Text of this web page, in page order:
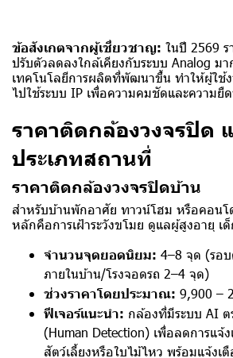
ข้อสังเกตจากผู้เชี่ยวชาญ: ในปี 2569 ร
ปรับตัวลดลงใกล้เคียงกับระบบ Analog ม
เทคโนโลยีการผลิตที่พัฒนาขึ้น ทำให้ผู้ใช้
ไปใช้ระบบ IP เพื่อความคมชัดและความยื
ราคาติดกล้องวงจรปิด
ประเภทสถานที่
ราคาติดกล้องวงจรปิดบ้าน
สำหรับบ้านพักอาศัย ทาวน์โฮม หรือคอนโ
หลักคือการเฝ้าระวังขโมย ดูแลผู้สูงอายุ เ
จำนวนจุดยอดนิยม: 4–8 จุด (รอ
ภายในบ้าน/โรงจอดรถ 2–4 จุด)
ช่วงราคาโดยประมาณ: 9,900 –
ฟีเจอร์แนะนำ: กล้องที่มีระบบ AI
(Human Detection) เพื่อลดการแจ้ง
สัตว์เลี้ยงหรือใบไม้ไหว พร้อมแจ้งเ